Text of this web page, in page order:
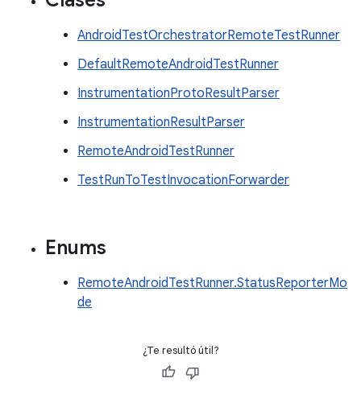
AndroidTestOrchestratorRemoteTestRunner
DefaultRemoteAndroidTestRunner
InstrumentationProtoResultParser
InstrumentationResultParser
RemoteAndroidTestRunner
TestRunToTestInvocationForwarder
Enums
RemoteAndroidTestRunner.StatusReporterMo
de
¿Te resultó útil?